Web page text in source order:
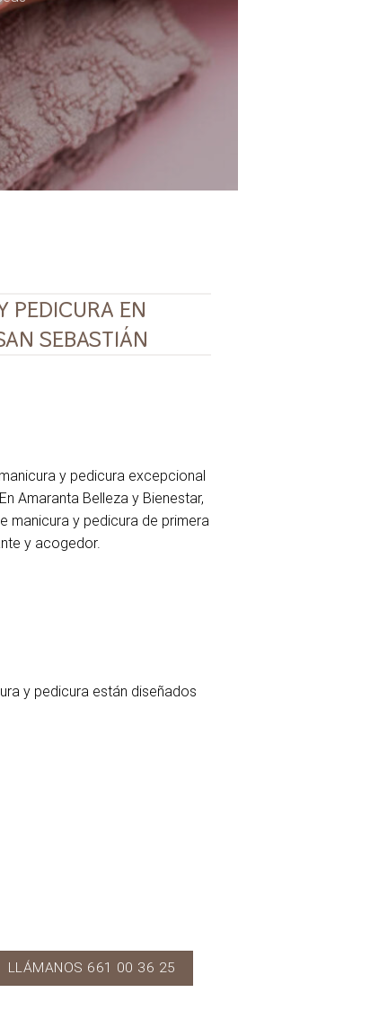
PEDICURA EN
SEBASTIÁN
y pedicura excepcional
Amaranta Belleza y Bienestar,
manicura y pedicura de primera
y acogedor.
y pedicura están diseñados
LLÁMANOS 661 00 36 25